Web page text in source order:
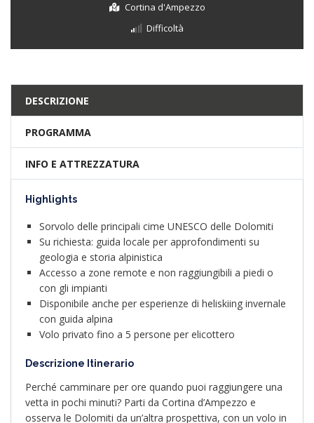
Cortina d'Ampezzo
Difficoltà
DESCRIZIONE
PROGRAMMA
INFO E ATTREZZATURA
Highlights
Sorvolo delle principali cime UNESCO delle Dolomiti
Su richiesta: guida locale per approfondimenti su
geologia e storia alpinistica
Accesso a zone remote e non raggiungibili a piedi o
con gli impianti
Disponibile anche per esperienze di heliskiing invernale
con guida alpina
Volo privato fino a 5 persone per elicottero
Descrizione Itinerario
Perché camminare per ore quando puoi raggiungere una
vetta in pochi minuti? Parti da Cortina d’Ampezzo e
osserva le Dolomiti da un’altra prospettiva, con un volo in